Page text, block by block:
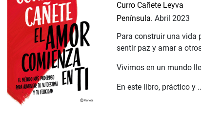
Curro Cañete Leyva
Península. Abril 2023
Para construir una vida
sentir paz y amar a
Vivimos en un mundo
En este libro, práctico y